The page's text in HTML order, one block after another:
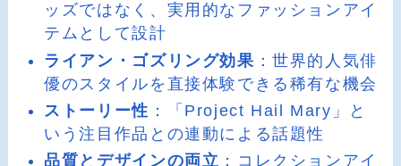
ッズではなく、実用的なファッションアイ
テムとして設計
ライアン・ゴズリング効果 ：世界的人気俳
優のスタイルを直接体験できる稀有な機会
ストーリー性 ：「Project Hail Mary」と
いう注目作品との連動による話題性
品質とデザインの両立 ：コレクションアイ